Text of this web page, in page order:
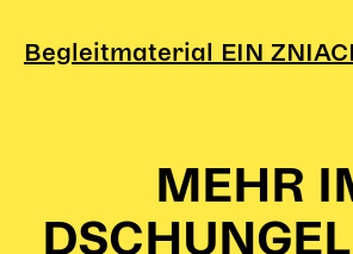
Suchen
Begleitmaterial EIN
MEHR